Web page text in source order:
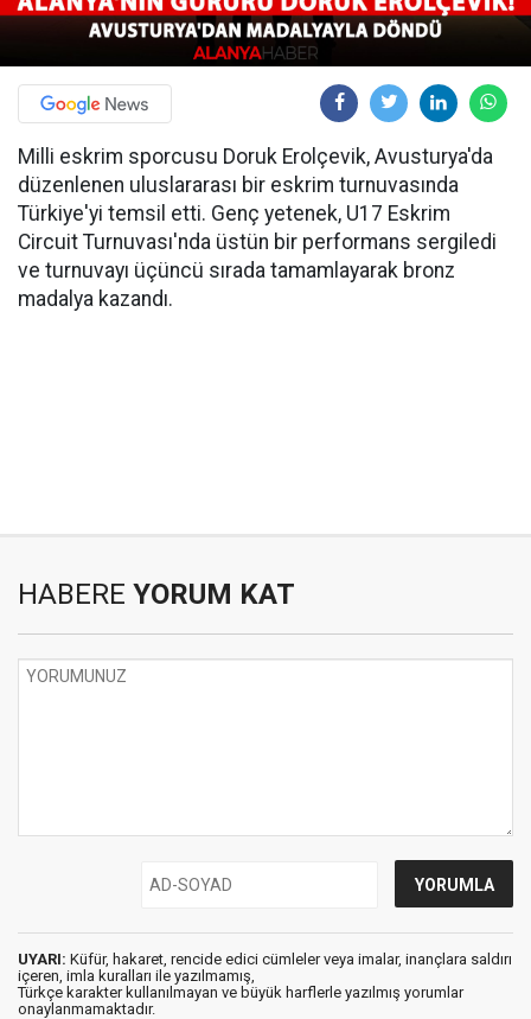
Milli eskrim sporcusu Doruk Erolçevik, Avusturya'da
düzenlenen uluslararası bir eskrim turnuvasında
Türkiye'yi temsil etti. Genç yetenek, U17 Eskrim
Circuit Turnuvası'nda üstün bir performans sergiledi
ve turnuvayı üçüncü sırada tamamlayarak bronz
madalya kazandı.
HABERE YORUM KAT
UYARI: Küfür, hakaret, rencide edici cümleler veya imalar, inançlara saldırı
içeren, imla kuralları ile yazılmamış,
Türkçe karakter kullanılmayan ve büyük harflerle yazılmış yorumlar
onaylanmamaktadır.